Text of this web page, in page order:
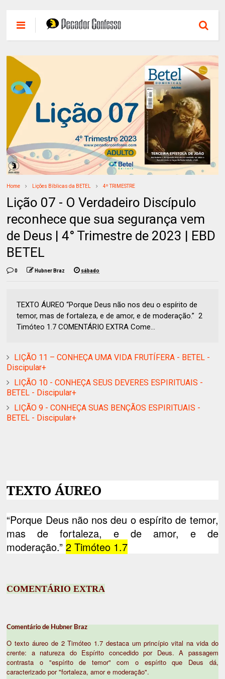
Home Lições Bíblicas da BETEL 4º TRIMESTRE
Lição 07 - O Verdadeiro Discípulo
reconhece que sua segurança vem
de Deus | 4° Trimestre de 2023 | EBD
BETEL
0 Hubner Braz sábado
TEXTO ÁUREO “Porque Deus não nos deu o espírito de
temor, mas de fortaleza, e de amor, e de moderação.” 2
Timóteo 1.7 COMENTÁRIO EXTRA Come...
LIÇÃO 11 – CONHEÇA UMA VIDA FRUTÍFERA - BETEL -
Discipular+
LIÇÃO 10 - CONHEÇA SEUS DEVERES ESPIRITUAIS -
BETEL - Discipular+
LIÇÃO 9 - CONHEÇA SUAS BENÇÃOS ESPIRITUAIS -
BETEL - Discipular+
TEXTO ÁUREO
“Porque Deus não nos deu o espírito de temor,
mas de fortaleza, e de amor, e de
moderação.”2 Timóteo 1.7
COMENTÁRIO EXTRA
Comentário de Hubner Braz
O texto áureo de 2 Timóteo 1.7 destaca um princípio vital na vida do
crente: a natureza do Espírito concedido por Deus. A passagem
contrasta o "espírito de temor" com o espírito que Deus dá,
caracterizado por "fortaleza, amor e moderação".